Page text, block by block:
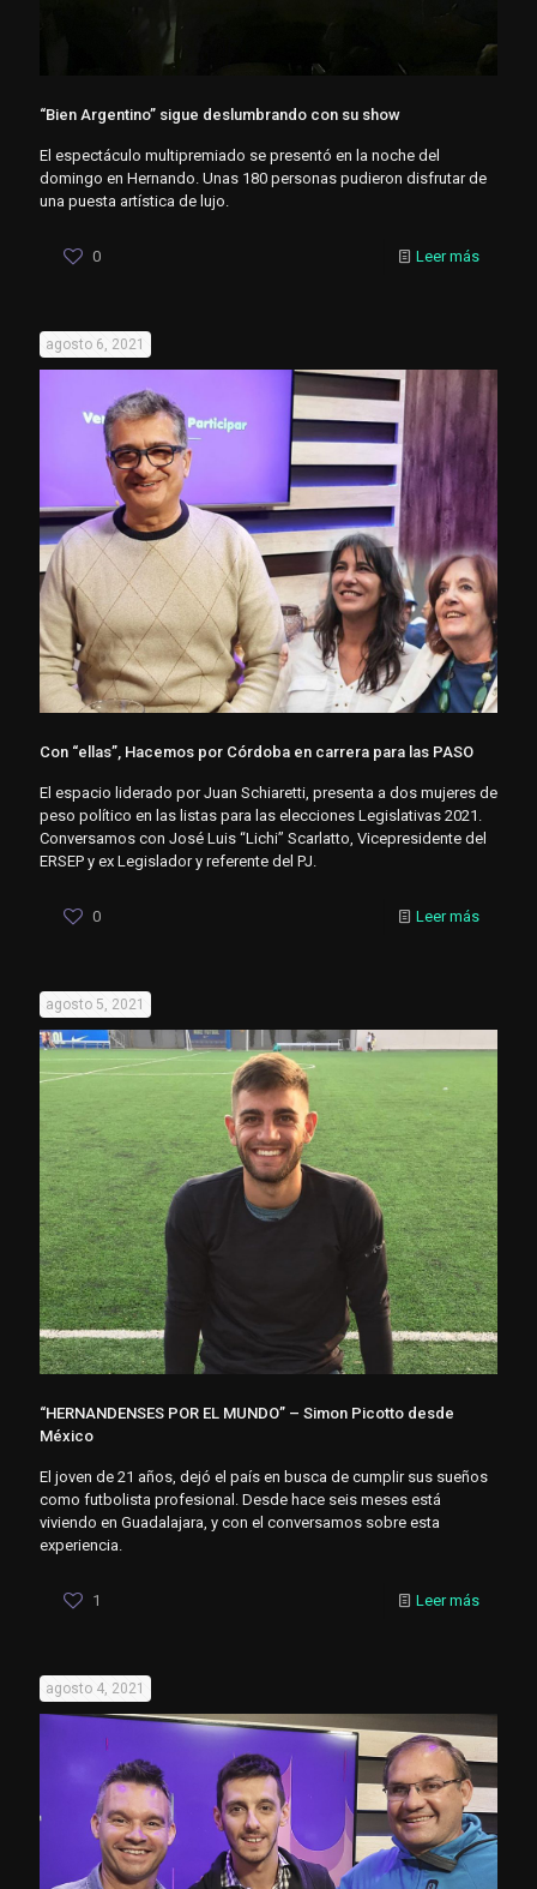
“Bien Argentino” sigue deslumbrando con su show
El espectáculo multipremiado se presentó en la noche del
domingo en Hernando. Unas 180 personas pudieron disfrutar de
una puesta artística de lujo.
0 Leer más
agosto 6, 2021
Con “ellas”, Hacemos por Córdoba en carrera para las PASO
El espacio liderado por Juan Schiaretti, presenta a dos mujeres de
peso político en las listas para las elecciones Legislativas 2021.
Conversamos con José Luis “Lichi” Scarlatto, Vicepresidente del
ERSEP y ex Legislador y referente del PJ.
0 Leer más
agosto 5, 2021
“HERNANDENSES POR EL MUNDO” – Simon Picotto desde
México
El joven de 21 años, dejó el país en busca de cumplir sus sueños
como futbolista profesional. Desde hace seis meses está
viviendo en Guadalajara, y con el conversamos sobre esta
experiencia.
1 Leer más
agosto 4, 2021